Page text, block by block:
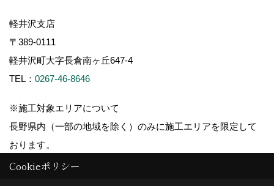
軽井沢支店
〒389-0111
軽井沢町大字長倉南ヶ丘647-4
TEL： 0267-46-8646
※施工対象エリアについて
長野県内（一部の地域を除く）のみに施工エリアを限定して
おります。
Cookieポリシー